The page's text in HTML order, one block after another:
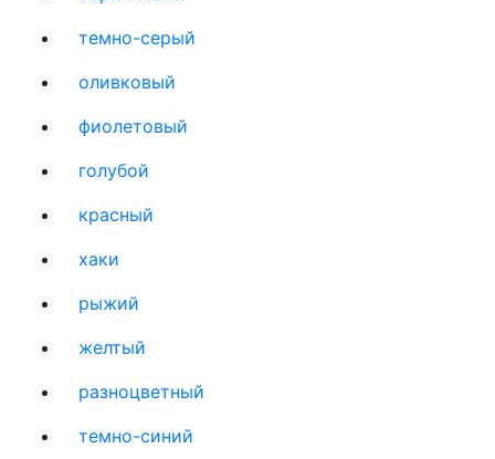
темно-серый
оливковый
фиолетовый
голубой
красный
хаки
рыжий
желтый
разноцветный
темно-синий